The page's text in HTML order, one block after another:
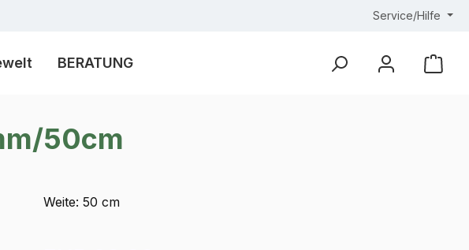
Service/Hilfe
BERATUNG
50cm
Weite: 50 cm